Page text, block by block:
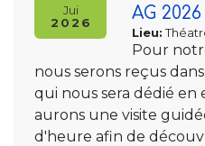
Jui
2026
AG 2026
Lieu:
Pour
nous serons reçus
qui nous sera dédié en
aurons une visite
d'heure afin de